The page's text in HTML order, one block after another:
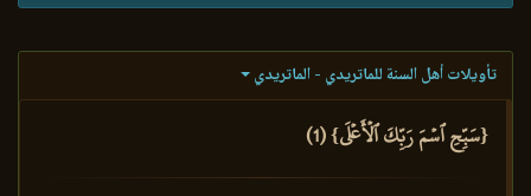
تأويلات أهل السنة للماتريدي - الماتريدي
{سَبِّحِ ٱسۡمَ رَبِّكَ ٱلۡأَعۡلَى} (1)